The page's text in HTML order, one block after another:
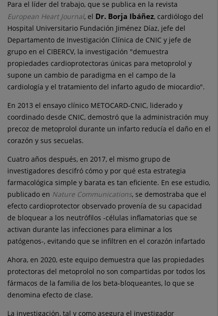
Para el líder del trabajo, que se publica en la revista
European Heart Journal, el Dr. Borja Ibáñez, cardiólogo del
Hospital Universitario Fundación Jiménez Díaz, jefe del
Departamento de Investigación Clínica de CNIC y jefe de
grupo en el CIBERCV, la investigación "demuestra
propiedades cardioprotectoras únicas para metoprolol y
supone un cambio de paradigma en el campo de la
cardiología y el tratamiento del infarto agudo de miocardio".
En 2013 el ensayo clínico METOCARD-CNIC, liderado y
coordinado desde CNIC, demostró que la administración muy
precoz de metoprolol durante un infarto reducía el daño en el
corazón y sus secuelas.
Cuatro años después, en 2017, el mismo grupo de
investigadores descifró cómo y por qué esta estrategia
farmacológica simple y barata es tan eficiente. En ese estudio,
publicado en Nature Communications, se demostraba que el
efecto cardioprotector observado provenía de su capacidad
de bloquear a los neutrófilos -células inflamatorias que se
activan durante las infecciones para eliminar a los
patógenos-, evitando que se infiltren en el corazón infartado
Ahora, en 2020, este equipo demuestra que las propiedades
protectoras del metoprolol no son compartidas por todos los
fármacos de la familia de los beta-bloqueantes, lo que se
denomina efecto de clase.
La investigación, tal y como asegura el investigador